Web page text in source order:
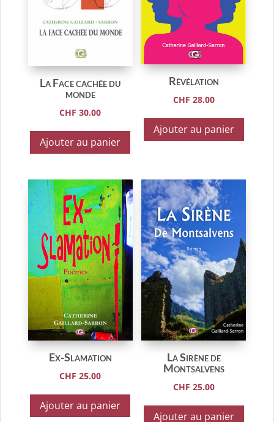
La Face cachée du
monde
CHF 30.00
Ajouter au panier
Révélation
CHF 28.00
Ajouter au panier
Ex-Slamation
CHF 25.00
Ajouter au panier
La Sirène de
Montsalvens
CHF 25.00
Ajouter au panier